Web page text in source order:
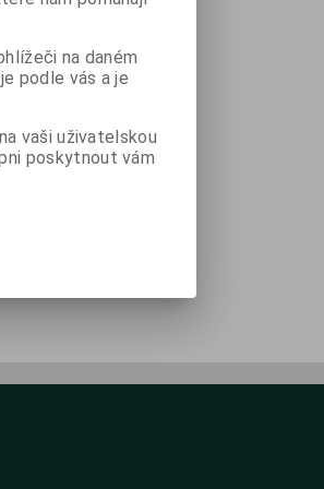
na daném
podle vás a je
vaši uživatelskou
poskytnout vám